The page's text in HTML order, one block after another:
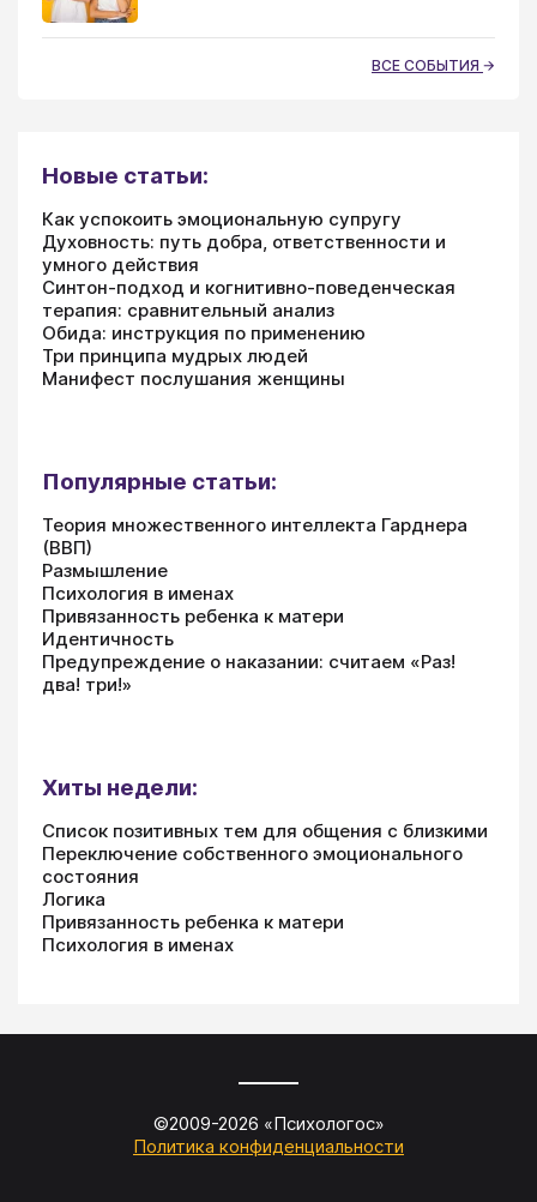
ВСЕ СОБЫТИЯ
Новые статьи:
Как успокоить эмоциональную супругу
Духовность: путь добра, ответственности и
умного действия
Синтон-подход и когнитивно-поведенческая
терапия: сравнительный анализ
Обида: инструкция по применению
Три принципа мудрых людей
Манифест послушания женщины
Популярные статьи:
Теория множественного интеллекта Гарднера
(ВВП)
Размышление
Психология в именах
Привязанность ребенка к матери
Идентичность
Предупреждение о наказании: считаем «Раз!
два! три!»
Хиты недели:
Список позитивных тем для общения с близкими
Переключение собственного эмоционального
состояния
Логика
Привязанность ребенка к матери
Психология в именах
©2009-2026 «Психологос»
Политика конфиденциальности